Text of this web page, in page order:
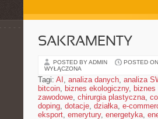
SAKRAMENTY
POSTED BY ADMIN POSTED
WYŁĄCZONA
Tagi: AI , analiza danych, analiza
bitcoin, biznes ekologiczny, biznes
zawodowe, chirurgia plastyczna,
doping, dotacje, działka, e-
eksport, emerytury, energetyka,